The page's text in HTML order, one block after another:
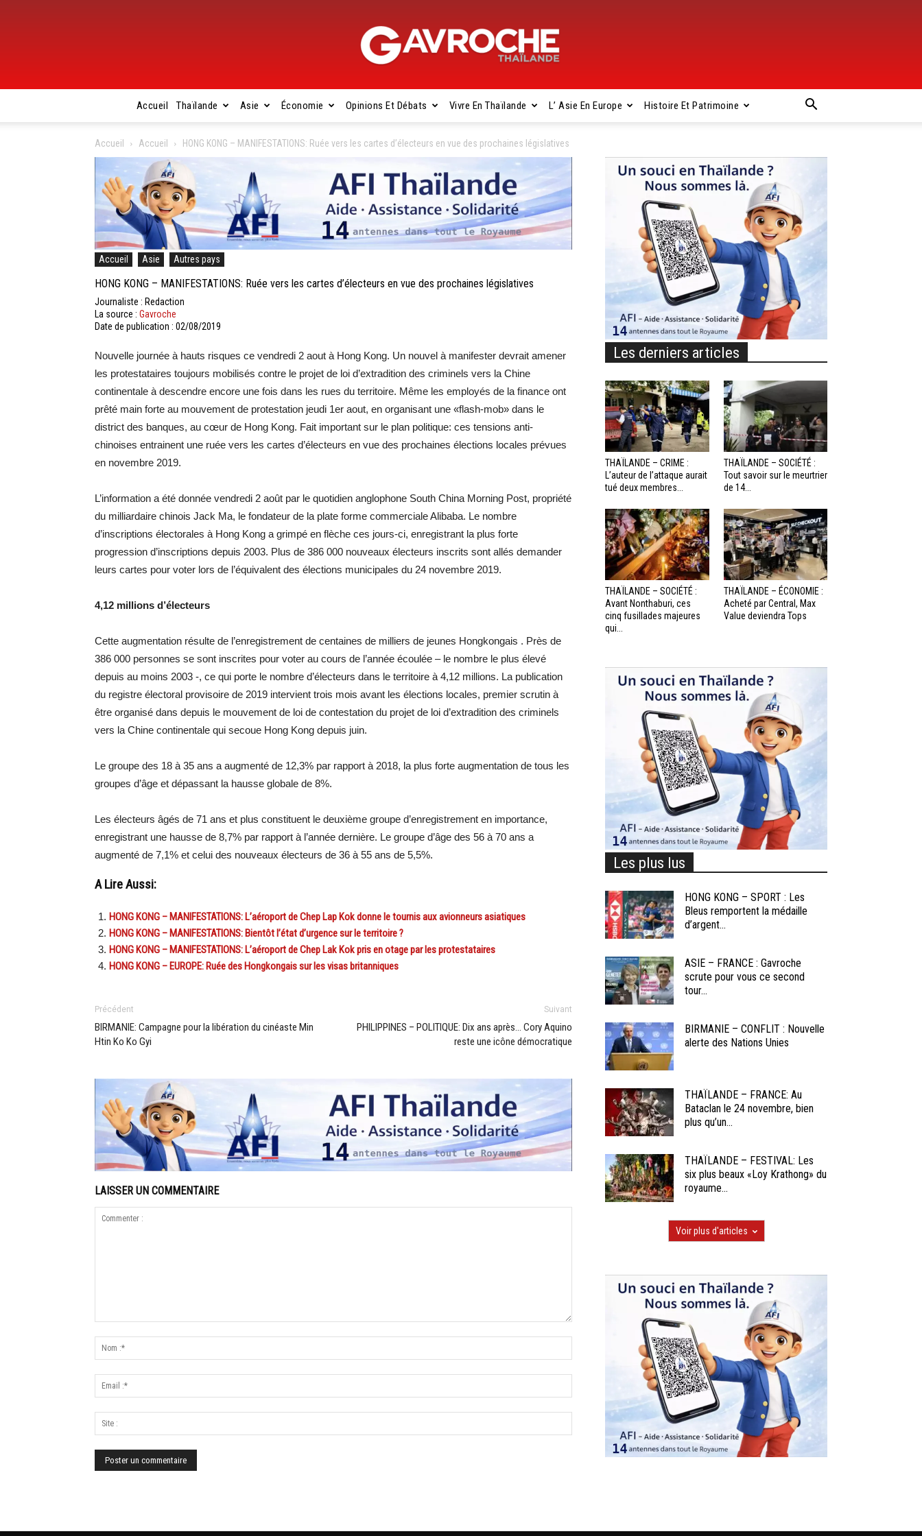
Gavroche
Thaïlande
Accueil Thaïlande Asie Économie Opinions Et Débats Vivre En Thaïlande L’ Asie En Europe Histoire Et Patrimoine
Accueil Accueil HONG KONG – MANIFESTATIONS: Ruée vers les cartes d’électeurs en vue des prochaines législatives
Accueil Asie Autres pays
HONG KONG – MANIFESTATIONS: Ruée vers les cartes d’électeurs en vue des prochaines législatives
Journaliste : Redaction
La source : Gavroche
Date de publication : 02/08/2019
Nouvelle journée à hauts risques ce vendredi 2 aout à Hong Kong. Un nouvel à manifester devrait amener
les protestataires toujours mobilisés contre le projet de loi d’extradition des criminels vers la Chine
continentale à descendre encore une fois dans les rues du territoire. Même les employés de la finance ont
prêté main forte au mouvement de protestation jeudi 1er aout, en organisant une «flash-mob» dans le
district des banques, au cœur de Hong Kong. Fait important sur le plan politique: ces tensions anti-
chinoises entrainent une ruée vers les cartes d’électeurs en vue des prochaines élections locales prévues
en novembre 2019.
L’information a été donnée vendredi 2 août par le quotidien anglophone South China Morning Post, propriété
du milliardaire chinois Jack Ma, le fondateur de la plate forme commerciale Alibaba. Le nombre
d’inscriptions électorales à Hong Kong a grimpé en flèche ces jours-ci, enregistrant la plus forte
progression d’inscriptions depuis 2003. Plus de 386 000 nouveaux électeurs inscrits sont allés demander
leurs cartes pour voter lors de l’équivalent des élections municipales du 24 novembre 2019.
4,12 millions d’électeurs
Cette augmentation résulte de l’enregistrement de centaines de milliers de jeunes Hongkongais . Près de
386 000 personnes se sont inscrites pour voter au cours de l’année écoulée – le nombre le plus élevé
depuis au moins 2003 -, ce qui porte le nombre d’électeurs dans le territoire à 4,12 millions. La publication
du registre électoral provisoire de 2019 intervient trois mois avant les élections locales, premier scrutin à
être organisé dans depuis le mouvement de loi de contestation du projet de loi d’extradition des criminels
vers la Chine continentale qui secoue Hong Kong depuis juin.
Le groupe des 18 à 35 ans a augmenté de 12,3% par rapport à 2018, la plus forte augmentation de tous les
groupes d’âge et dépassant la hausse globale de 8%.
Les électeurs âgés de 71 ans et plus constituent le deuxième groupe d’enregistrement en importance,
enregistrant une hausse de 8,7% par rapport à l’année dernière. Le groupe d’âge des 56 à 70 ans a
augmenté de 7,1% et celui des nouveaux électeurs de 36 à 55 ans de 5,5%.
A Lire Aussi:
HONG KONG – MANIFESTATIONS: L’aéroport de Chep Lap Kok donne le tournis aux avionneurs asiatiques
HONG KONG – MANIFESTATIONS: Bientôt l’état d’urgence sur le territoire ?
HONG KONG – MANIFESTATIONS: L’aéroport de Chep Lak Kok pris en otage par les protestataires
HONG KONG – EUROPE: Ruée des Hongkongais sur les visas britanniques
Précédent
BIRMANIE: Campagne pour la libération du cinéaste Min
Htin Ko Ko Gyi
Suivant
PHILIPPINES – POLITIQUE: Dix ans après… Cory Aquino
reste une icône démocratique
LAISSER UN COMMENTAIRE
Les derniers articles
THAÏLANDE – CRIME :
L’auteur de l’attaque aurait
tué deux membres...
THAÏLANDE – SOCIÉTÉ :
Tout savoir sur le meurtrier
de 14...
THAÏLANDE – SOCIÉTÉ :
Avant Nonthaburi, ces
cinq fusillades majeures
qui...
THAÏLANDE – ÉCONOMIE :
Acheté par Central, Max
Value deviendra Tops
Les plus lus
HONG KONG – SPORT : Les
Bleus remportent la médaille
d’argent...
ASIE – FRANCE : Gavroche
scrute pour vous ce second
tour...
BIRMANIE – CONFLIT : Nouvelle
alerte des Nations Unies
THAÏLANDE – FRANCE: Au
Bataclan le 24 novembre, bien
plus qu’un...
THAÏLANDE – FESTIVAL: Les
six plus beaux «Loy Krathong» du
royaume...
Voir plus d'articles